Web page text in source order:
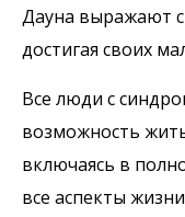
Дауна выражают
достигая своих
Все люди с
возможность
включаясь в
все аспекты